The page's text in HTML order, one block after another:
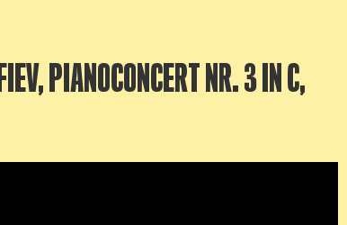
PIANOCONCERT NR. 3 IN C,